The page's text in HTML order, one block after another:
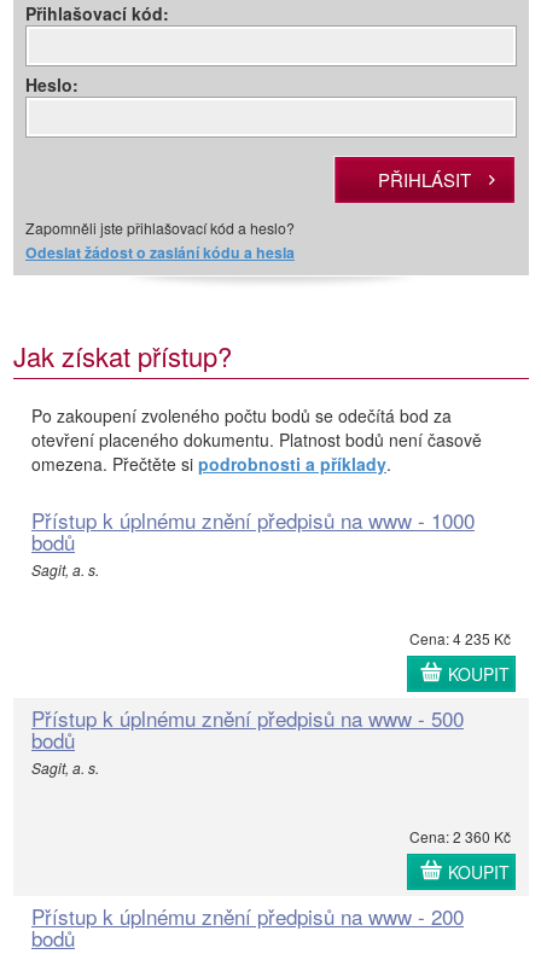
Přihlašovací kód:
Heslo:
Zapomněli jste přihlašovací kód a heslo?
Odeslat žádost o zaslání kódu a hesla
Jak získat přístup?
Po zakoupení zvoleného počtu bodů se odečítá bod za
otevření placeného dokumentu. Platnost bodů není časově
omezena. Přečtěte si podrobnosti a příklady.
Přístup k úplnému znění předpisů na www - 1000
bodů
Sagit, a. s.
Cena: 4 235 Kč
KOUPIT
Přístup k úplnému znění předpisů na www - 500
bodů
Sagit, a. s.
Cena: 2 360 Kč
KOUPIT
Přístup k úplnému znění předpisů na www - 200
bodů